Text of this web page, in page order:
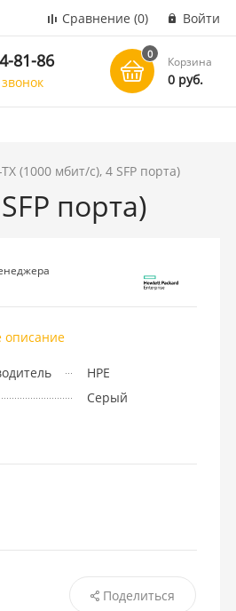
Сравнение (0) Войти
81-86 0
Корзина
0 руб.
(1000 мбит/с), 4 SFP порта)
порта)
описание
HPE
Серый
Поделиться